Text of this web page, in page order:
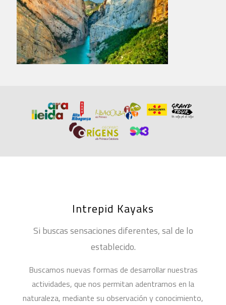
Intrepid Kayaks
Si buscas sensaciones diferentes, sal de lo
establecido.
Buscamos nuevas formas de desarrollar nuestras
actividades, que nos permitan adentrarnos en la
naturaleza, mediante su observación y conocimiento,